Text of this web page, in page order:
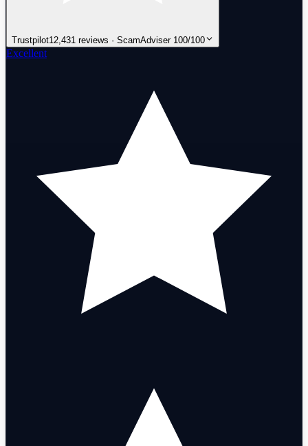
Trustpilot12,431 reviews · ScamAdviser 100/100
Excellent